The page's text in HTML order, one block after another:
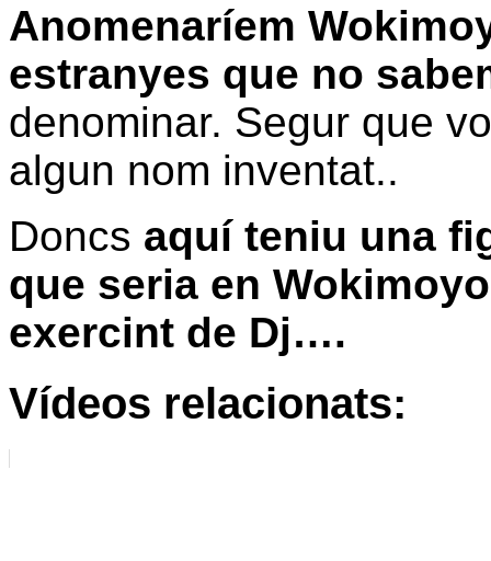
Anomenaríem
estranyes que no
denominar. Segur que
algun nom inventat..
Doncs aquí teniu una
que seria en
exercint de Dj….
Vídeos relacionats: